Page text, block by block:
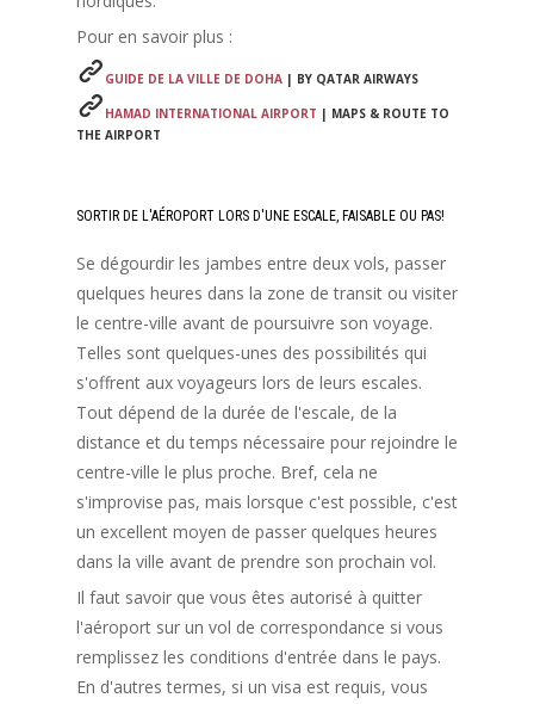
Pour en savoir plus :
GUIDE DE LA VILLE DE DOHA | BY QATAR AIRWAYS
HAMAD INTERNATIONAL AIRPORT | MAPS & ROUTE TO
THE AIRPORT
SORTIR DE L'AÉROPORT LORS D'UNE ESCALE, FAISABLE OU PAS!
Se dégourdir les jambes entre deux vols, passer
quelques heures dans la zone de transit ou visiter
le centre-ville avant de poursuivre son voyage.
Telles sont quelques-unes des possibilités qui
s'offrent aux voyageurs lors de leurs escales.
Tout dépend de la durée de l'escale, de la
distance et du temps nécessaire pour rejoindre le
centre-ville le plus proche. Bref, cela ne
s'improvise pas, mais lorsque c'est possible, c'est
un excellent moyen de passer quelques heures
dans la ville avant de prendre son prochain vol.
Il faut savoir que vous êtes autorisé à quitter
l'aéroport sur un vol de correspondance si vous
remplissez les conditions d'entrée dans le pays.
En d'autres termes, si un visa est requis, vous